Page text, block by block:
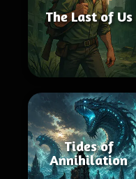
The Last of Us
Tides of
Annihilation